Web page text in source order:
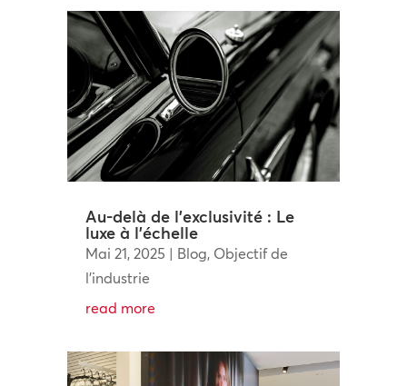
Au-delà de l’exclusivité : Le
luxe à l’échelle
Mai 21, 2025 | Blog, Objectif de
l'industrie
read more